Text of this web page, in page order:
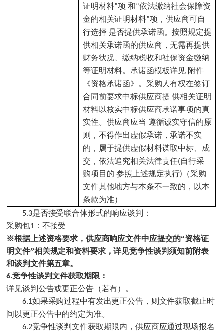
证明材料”项 和“依法缴纳社会保障资
金的相关证明材料”项，供应商可自
行选择 是否提供承诺函。按照规定提
供相关承诺函的供应商，无需再提供
财务状况、缴纳税收和社保资金缴纳
等证明材料。承诺函模板详见 附件
《资格承诺函》。采购人有权在签订
合同前要求中标供应商提 供相关证明
材料以核实中标供应商承诺事项的真
实性。供应商应当 遵循诚实守信的原
则，不得作出虚假承诺，承诺不实
的，属于提供虚假材料谋取中标、成
交，依法追究相关法律责任(自行采
购项目的 参照上述规定执行) （采购
文件其他地方与本条不一致的，以本
条款为准）
5.3是否接受联合体形式的响应谈判
：
采购包1 ：不接受
※根据上述资格要求，供应商响应文件中应提交的“资格证
明文件”相关规定和资料要求，详见竞争性谈判须知前附表
和谈判文件第五章。
6.竞争性谈判文件获取期限：
详见谈判公告或更正公告（若有）。
6.1如果采购过程中有发出更正公告，则文件获取截止时
间以更正公告中的约定为准。
6.2竞争性谈判文件获取期限内，供应商应通过现场报名